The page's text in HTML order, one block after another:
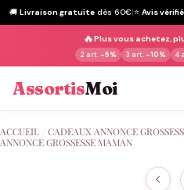
🚚 Livraison gratuite dès 60€|⭐ Avis
🔥Plus vous achetez,
2 art. -5% 3 art. -10% 4
AssortisMoi
au
ACCUEIL CADEAUX ANNONCE
ANNONCE GROSSESSE MAMAN